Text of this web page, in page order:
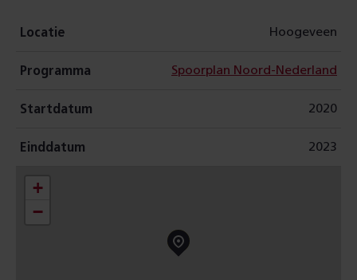
l
i
s
e
e
Locatie Hoogeveen
Programma Spoorplan Noord-Nederland
Startdatum 2020
Einddatum 2023
+
−